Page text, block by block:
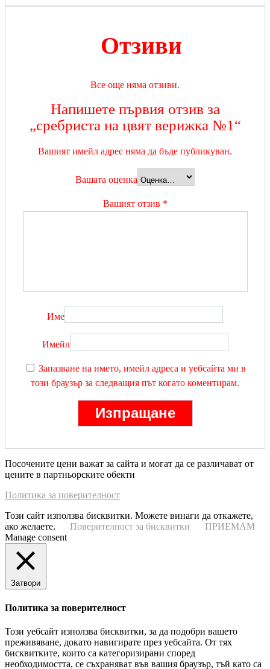
Отзиви
Все още няма отзиви.
Напишете първия отзив за
„сребриста на цвят верижка №1“
Вашият имейл адрес няма да бъде публикуван.
Вашата оценка
Вашият отзив *
Име
Имейл
Запазване на името, имейл адреса и уебсайта ми в
този браузър за следващия път когато коментирам.
Посочените цени важат за сайта и могат да се различават от
цените в партньорските обекти
Политика за поверителност
Този сайт използва бисквитки. Можете винаги да откажете,
ако желаете.
Поверителност за бисквитки
ПРИЕМАМ
Manage consent
Затвори
Политика за поверителност
Този уебсайт използва бисквитки, за да подобри вашето
преживяване, докато навигирате през уебсайта. От тях
бисквитките, които са категоризирани според
необходимостта, се съхраняват във вашия браузър, тъй като са